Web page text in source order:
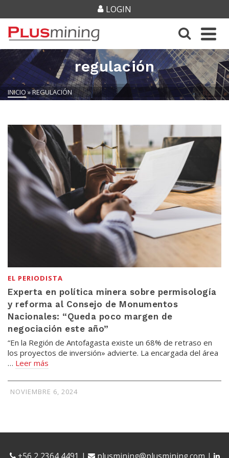
LOGIN
regulación
INICIO »REGULACIÓN
EL PERIODISTA
Experta en política minera sobre permisología
y reforma al Consejo de Monumentos
Nacionales: “Queda poco margen de
negociación este año”
“En la Región de Antofagasta existe un 68% de retraso en
los proyectos de inversión» advierte. La encargada del área
… Leer más
NOVIEMBRE 6, 2024